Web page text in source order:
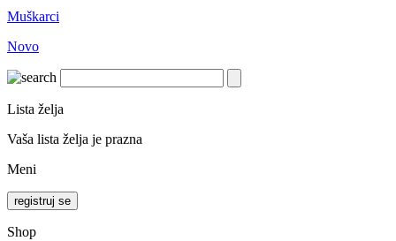
Muškarci
Novo
Lista želja
Vaša lista želja je prazna
Meni
registruj se
Shop